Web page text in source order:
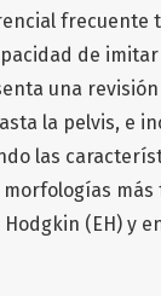
frecuente
de
una
la pelvis, e
las
(EH) y